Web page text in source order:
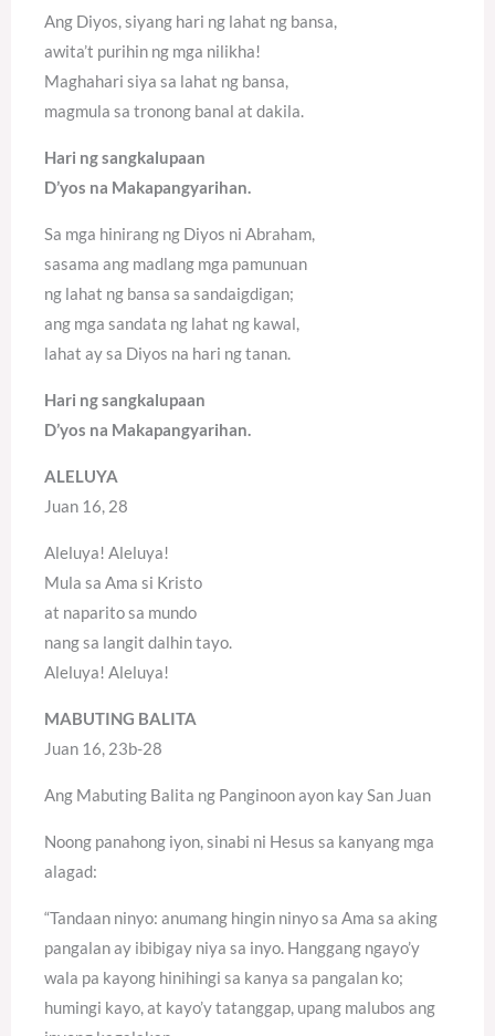
Ang Diyos, siyang hari ng lahat ng bansa,
awita’t purihin ng mga nilikha!
Maghahari siya sa lahat ng bansa,
magmula sa tronong banal at dakila.
Hari ng sangkalupaan
D’yos na Makapangyarihan.
Sa mga hinirang ng Diyos ni Abraham,
sasama ang madlang mga pamunuan
ng lahat ng bansa sa sandaigdigan;
ang mga sandata ng lahat ng kawal,
lahat ay sa Diyos na hari ng tanan.
Hari ng sangkalupaan
D’yos na Makapangyarihan.
ALELUYA
Juan 16, 28
Aleluya! Aleluya!
Mula sa Ama si Kristo
at naparito sa mundo
nang sa langit dalhin tayo.
Aleluya! Aleluya!
MABUTING BALITA
Juan 16, 23b-28
Ang Mabuting Balita ng Panginoon ayon kay San Juan
Noong panahong iyon, sinabi ni Hesus sa kanyang mga
alagad:
“Tandaan ninyo: anumang hingin ninyo sa Ama sa aking
pangalan ay ibibigay niya sa inyo. Hanggang ngayo’y
wala pa kayong hinihingi sa kanya sa pangalan ko;
humingi kayo, at kayo’y tatanggap, upang malubos ang